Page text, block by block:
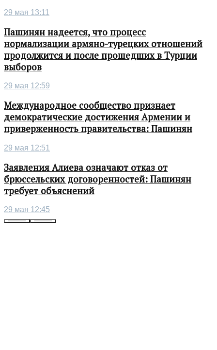
29 мая 13:11
Пашинян надеется, что процесс
нормализации армяно-турецких отношений
продолжится и после прошедших в Турции
выборов
29 мая 12:59
Международное сообщество признает
демократические достижения Армении и
приверженность правительства: Пашинян
29 мая 12:51
Заявления Алиева означают отказ от
брюссельских договоренностей: Пашинян
требует объяснений
29 мая 12:45